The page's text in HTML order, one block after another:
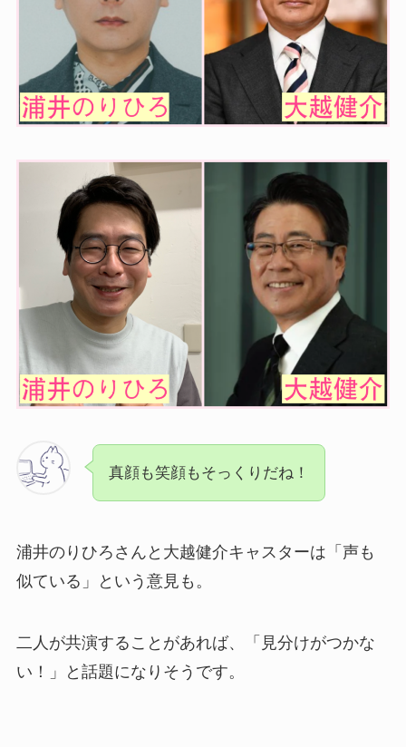
真顔も笑顔もそっくりだね！
浦井のりひろさんと大越健介キャスターは「声も
似ている」という意見も。
二人が共演することがあれば、「見分けがつかな
い！」と話題になりそうです。